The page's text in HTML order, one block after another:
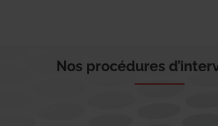
Nos procédures